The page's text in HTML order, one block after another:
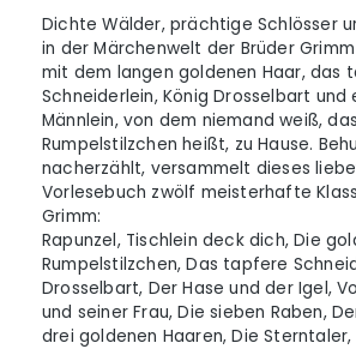
Dichte Wälder, prächtige Schlösser
in der Märchenwelt der Brüder
mit dem langen goldenen Haar, das
Schneiderlein, König Drosselbart und
Männlein, von dem niemand weiß,
Rumpelstilzchen heißt, zu Hause.
nacherzählt, versammelt dieses
Vorlesebuch zwölf meisterhafte
Grimm:
Rapunzel, Tischlein deck dich, Die
Rumpelstilzchen, Das tapfere
Drosselbart, Der Hase und der Igel,
und seiner Frau, Die sieben Raben,
drei goldenen Haaren, Die Sterntaler,